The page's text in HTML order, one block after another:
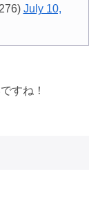
July 10,
すね！